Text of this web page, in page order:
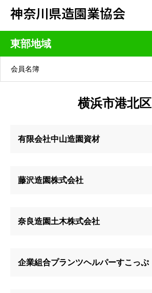
神奈川県造園業協会
東部地域
会員名簿
横浜市港北区
有限会社中山造園資材
藤沢造園株式会社
奈良造園土木株式会社
企業組合プランツヘルパーすこっぷ